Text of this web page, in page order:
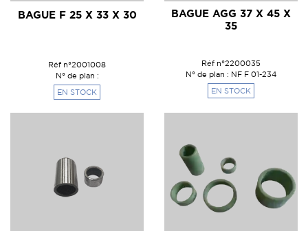
BAGUE F 25 X 33 X 30
Réf n°2001008
N° de plan :
EN STOCK
BAGUE AGG 37 X 45 X
35
Réf n°2200035
N° de plan : NF F 01-234
EN STOCK